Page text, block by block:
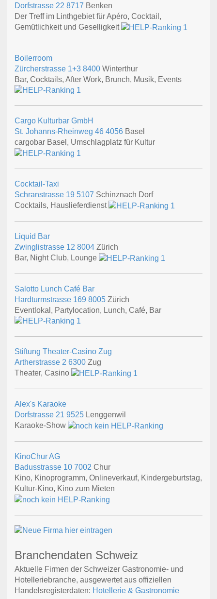
Dorfstrasse 22 8717 Benken
Der Treff im Linthgebiet für Apéro, Cocktail,
Gemütlichkeit und Geselligkeit
Boilerroom
Zürcherstrasse 1+3 8400 Winterthur
Bar, Cocktails, After Work, Brunch, Musik, Events
Cargo Kulturbar GmbH
St. Johanns-Rheinweg 46 4056 Basel
cargobar Basel, Umschlagplatz für Kultur
Cocktail-Taxi
Schranstrasse 19 5107 Schinznach Dorf
Cocktails, Hauslieferdienst
Liquid Bar
Zwinglistrasse 12 8004 Zürich
Bar, Night Club, Lounge
Salotto Lunch Café Bar
Hardturmstrasse 169 8005 Zürich
Eventlokal, Partylocation, Lunch, Café, Bar
Stiftung Theater-Casino Zug
Artherstrasse 2 6300 Zug
Theater, Casino
Alex's Karaoke
Dorfstrasse 21 9525 Lenggenwil
Karaoke-Show
KinoChur AG
Badusstrasse 10 7002 Chur
Kino, Kinoprogramm, Onlineverkauf, Kindergeburtstag,
Kultur-Kino, Kino zum Mieten
Branchendaten Schweiz
Aktuelle Firmen der Schweizer Gastronomie- und
Hotelleriebranche, ausgewertet aus offiziellen
Handelsregisterdaten: Hotellerie & Gastronomie